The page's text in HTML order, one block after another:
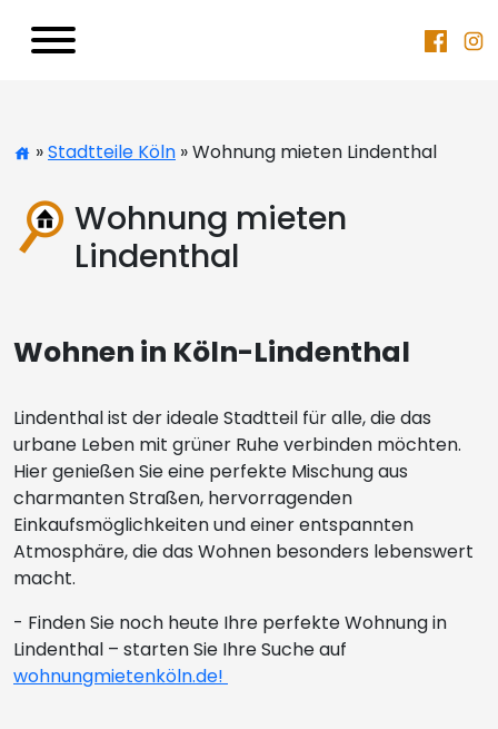
»Stadtteile Köln » Wohnung mieten Lindenthal
Wohnung mieten
Lindenthal
Wohnen in Köln-Lindenthal
Lindenthal ist der ideale Stadtteil für alle, die das
urbane Leben mit grüner Ruhe verbinden möchten.
Hier genießen Sie eine perfekte Mischung aus
charmanten Straßen, hervorragenden
Einkaufsmöglichkeiten und einer entspannten
Atmosphäre, die das Wohnen besonders lebenswert
macht.
- Finden Sie noch heute Ihre perfekte Wohnung in
Lindenthal – starten Sie Ihre Suche auf
wohnungmietenköln.de!